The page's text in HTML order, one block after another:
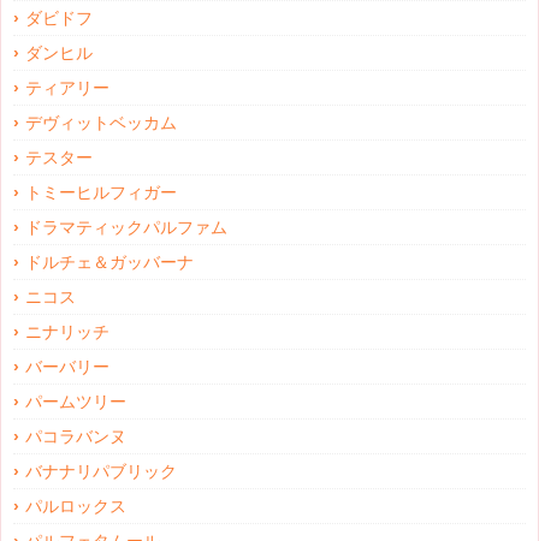
ダビドフ
ダンヒル
ティアリー
デヴィットベッカム
テスター
トミーヒルフィガー
ドラマティックパルファム
ドルチェ＆ガッバーナ
ニコス
ニナリッチ
バーバリー
パームツリー
パコラバンヌ
バナナリパブリック
パルロックス